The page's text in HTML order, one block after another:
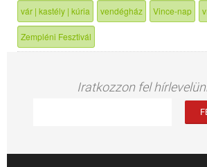
vár | kastély | kúria vendégház Vince-nap
Zempléni Fesztivál
Iratkozzon fel